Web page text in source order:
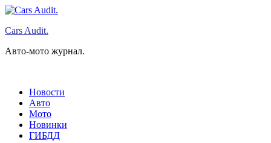
Перейти
содержимому
Cars Audit.
Авто-мото журнал.
Новости
Авто
Мото
Новинки
ГИБДД